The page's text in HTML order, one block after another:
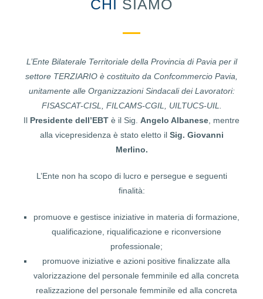
CHI SIAMO
L’Ente Bilaterale Territoriale della Provincia di Pavia per il
settore TERZIARIO è costituito da Confcommercio Pavia,
unitamente alle Organizzazioni Sindacali dei Lavoratori:
FISASCAT-CISL, FILCAMS-CGIL, UILTUCS-UIL.
Il Presidente dell’EBT è il Sig. Angelo Albanese , mentre
alla vicepresidenza è stato eletto il Sig. Giovanni
Merlino.
L’Ente non ha scopo di lucro e persegue e seguenti
finalità:
promuove e gestisce iniziative in materia di formazione,
qualificazione, riqualificazione e riconversione
professionale;
promuove iniziative e azioni positive finalizzate alla
valorizzazione del personale femminile ed alla concreta
realizzazione del personale femminile ed alla concreta